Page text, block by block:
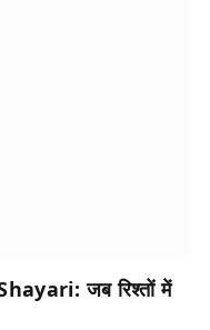
जब रिश्तों में